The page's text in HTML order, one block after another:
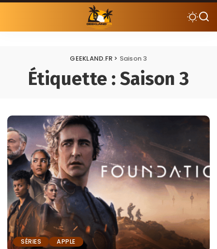
GEEKLAND.FR> Saison 3
Étiquette : Saison 3
SÉRIES APPLE